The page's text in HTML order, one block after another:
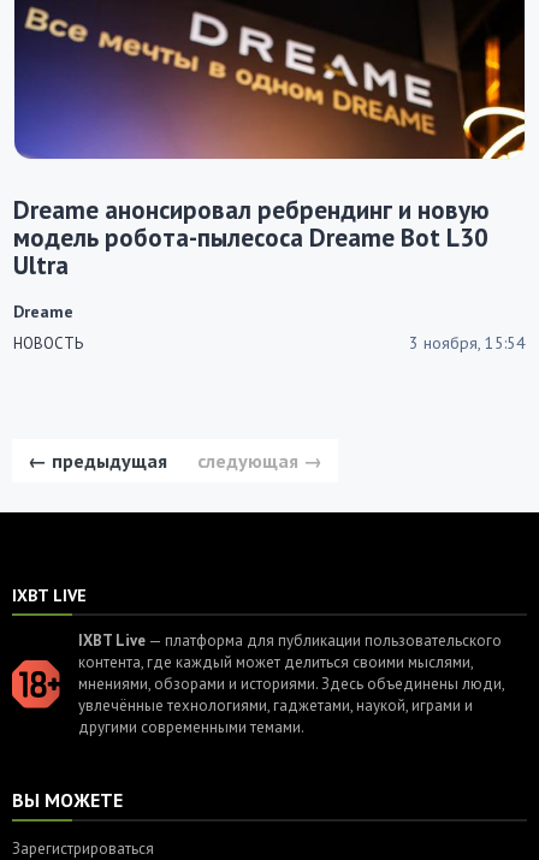
Dreame анонсировал ребрендинг и новую
модель робота-пылесоса Dreame Bot L30
Ultra
НОВОСТЬ 3 ноября, 15:54
Dreame
← предыдущая следующая →
IXBT LIVE
IXBT Live — платформа для публикации пользовательского
контента, где каждый может делиться своими мыслями,
мнениями, обзорами и историями. Здесь объединены люди,
увлечённые технологиями, гаджетами, наукой, играми и
другими современными темами.
ВЫ МОЖЕТЕ
Зарегистрироваться